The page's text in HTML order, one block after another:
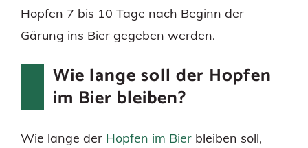
Hopfen 7 bis 10 Tage nach Beginn der
Gärung ins Bier gegeben werden.
Wie lange soll der Hopfen
im Bier bleiben?
Wie lange der Hopfen im Bier bleiben soll,